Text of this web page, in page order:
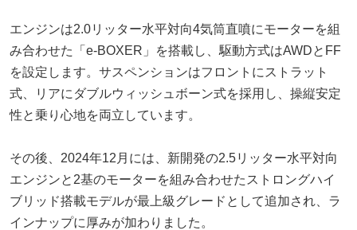
エンジンは2.0リッター水平対向4気筒直噴にモーターを組
み合わせた「e-BOXER」を搭載し、駆動方式はAWDとFF
を設定します。サスペンションはフロントにストラット
式、リアにダブルウィッシュボーン式を採用し、操縦安定
性と乗り心地を両立しています。
その後、2024年12月には、新開発の2.5リッター水平対向
エンジンと2基のモーターを組み合わせたストロングハイ
ブリッド搭載モデルが最上級グレードとして追加され、ラ
インナップに厚みが加わりました。